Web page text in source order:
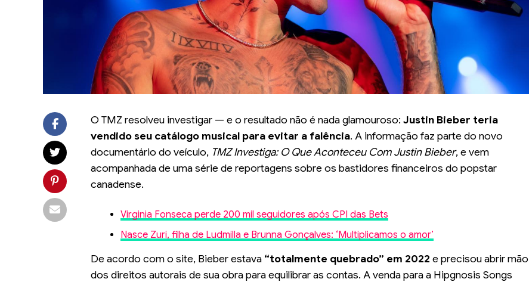
O TMZ resolveu investigar — e o resultado não é nada glamouroso: Justin Bieber teria
vendido seu catálogo musical para evitar a falência. A informação faz parte do novo
documentário do veículo, TMZ Investiga: O Que Aconteceu Com Justin Bieber, e vem
acompanhada de uma série de reportagens sobre os bastidores financeiros do popstar
canadense.
Virginia Fonseca perde 200 mil seguidores após CPI das Bets
Nasce Zuri, filha de Ludmilla e Brunna Gonçalves: ‘Multiplicamos o amor’
De acordo com o site, Bieber estava “totalmente quebrado” em 2022 e precisou abrir mão
dos direitos autorais de sua obra para equilibrar as contas. A venda para a Hipgnosis Songs